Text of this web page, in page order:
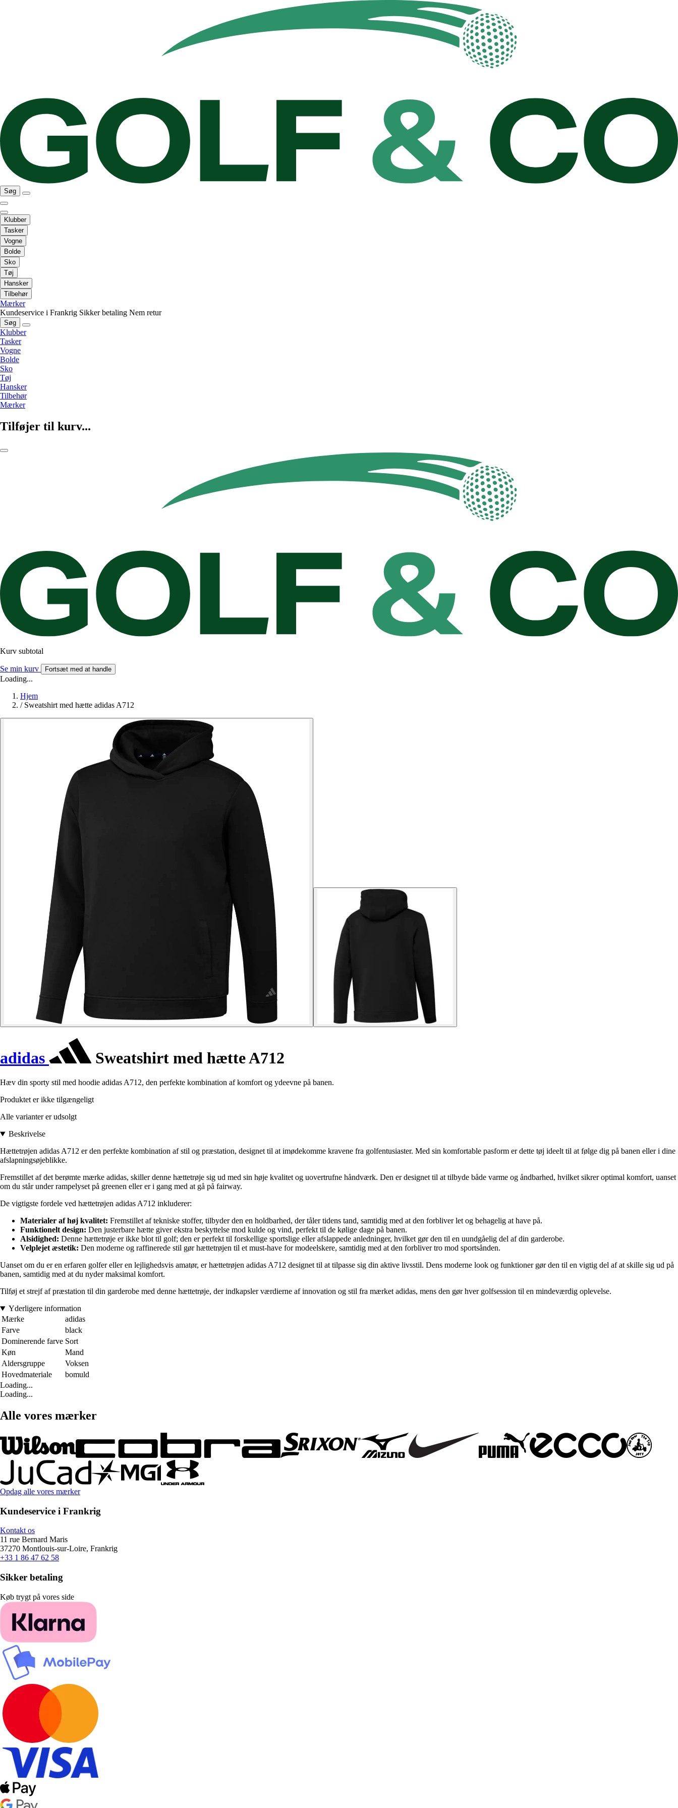
Søg
Klubber
Tasker
Vogne
Bolde
Sko
Tøj
Hansker
Tilbehør
Mærker
Kundeservice i Frankrig Sikker betaling Nem retur
Søg
Klubber
Tasker
Vogne
Bolde
Sko
Tøj
Hansker
Tilbehør
Mærker
Tilføjer til kurv...
Kurv subtotal
Se min kurv Fortsæt med at handle
Loading...
Hjem
/ Sweatshirt med hætte adidas A712
adidas Sweatshirt med hætte A712
Hæv din sporty stil med hoodie adidas A712, den perfekte kombination af komfort og ydeevne på banen.
Produktet er ikke tilgængeligt
Alle varianter er udsolgt
Beskrivelse
Hættetrøjen adidas A712 er den perfekte kombination af stil og præstation, designet til at imødekomme kravene fra golfentusiaster. Med sin komfortable pasform er dette tøj ideelt til at følge dig på banen eller i dine
afslapningsøjeblikke.
Fremstillet af det berømte mærke adidas, skiller denne hættetrøje sig ud med sin høje kvalitet og uovertrufne håndværk. Den er designet til at tilbyde både varme og åndbarhed, hvilket sikrer optimal komfort, uanset
om du står under rampelyset på greenen eller er i gang med at gå på fairway.
De vigtigste fordele ved hættetrøjen adidas A712 inkluderer:
Materialer af høj kvalitet: Fremstillet af tekniske stoffer, tilbyder den en holdbarhed, der tåler tidens tand, samtidig med at den forbliver let og behagelig at have på.
Funktionelt design: Den justerbare hætte giver ekstra beskyttelse mod kulde og vind, perfekt til de kølige dage på banen.
Alsidighed: Denne hættetrøje er ikke blot til golf; den er perfekt til forskellige sportslige eller afslappede anledninger, hvilket gør den til en uundgåelig del af din garderobe.
Velplejet æstetik: Den moderne og raffinerede stil gør hættetrøjen til et must-have for modeelskere, samtidig med at den forbliver tro mod sportsånden.
Uanset om du er en erfaren golfer eller en lejlighedsvis amatør, er hættetrøjen adidas A712 designet til at tilpasse sig din aktive livsstil. Dens moderne look og funktioner gør den til en vigtig del af at skille sig ud på
banen, samtidig med at du nyder maksimal komfort.
Tilføj et strejf af præstation til din garderobe med denne hættetrøje, der indkapsler værdierne af innovation og stil fra mærket adidas, mens den gør hver golfsession til en mindeværdig oplevelse.
Yderligere information
Mærke
adidas
Farve
black
Dominerende farve Sort
Køn
Mand
Aldersgruppe
Voksen
Hovedmateriale
bomuld
Loading...
Loading...
Alle vores mærker
Opdag alle vores mærker
Kundeservice i Frankrig
Kontakt os
11 rue Bernard Maris
37270 Montlouis-sur-Loire, Frankrig
+33 1 86 47 62 58
Sikker betaling
Køb trygt på vores side